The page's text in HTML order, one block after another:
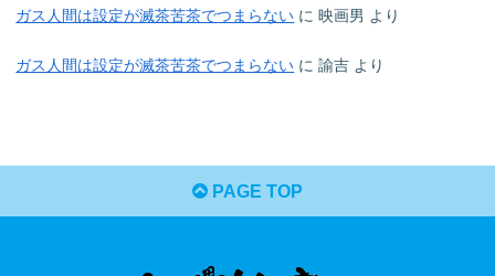
ガス人間は設定が滅茶苦茶でつまらない に映画男 より
ガス人間は設定が滅茶苦茶でつまらない に諭吉 より
PAGE TOP